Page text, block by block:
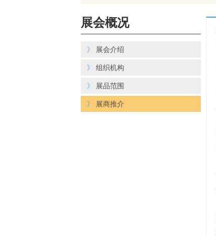
展会概况
》 展会介绍
》 组织机构
》 展品范围
》 展商推介